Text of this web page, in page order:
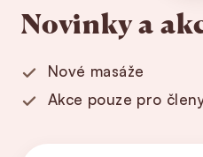
Novinky a
Nové masáže
Akce pouze pro